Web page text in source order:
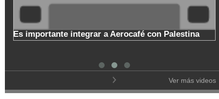
Es importante integrar a Aerocafé con Palestina
Ver más videos